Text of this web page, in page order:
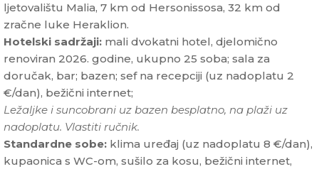
ljetovalištu Malia, 7 km od Hersonissosa, 32 km od
zračne luke Heraklion.
Hotelski sadržaji: mali dvokatni hotel, djelomično
renoviran 2026. godine, ukupno 25 soba; sala za
doručak, bar; bazen; sef na recepciji (uz nadoplatu 2
€/dan), bežični internet;
Ležaljke i suncobrani uz bazen besplatno, na plaži uz
nadoplatu. Vlastiti ručnik.
Standardne sobe: klima uređaj (uz nadoplatu 8 €/dan),
kupaonica s WC-om, sušilo za kosu, bežični internet,